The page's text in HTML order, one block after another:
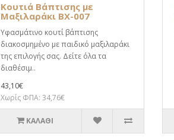
Κουτιά Βάπτισης με
Μαξιλαράκι BX-007
Υφασμάτινο κουτί βάπτισης
διακοσμημένο με παιδικό μαξιλαράκι
της επιλογής σας. Δείτε όλα τα
διαθέσιμ..
43,10€
Χωρίς ΦΠΑ: 34,76€
ΚΑΛΆΘΙ